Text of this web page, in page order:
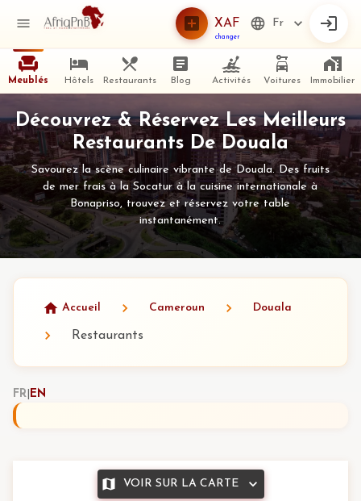
XAF
changer
Fr
Meublés Hôtels Restaurants Blog Activités Voitures Immobilier
Découvrez & Réservez Les Meilleurs
Restaurants De Douala
Savourez la scène culinaire vibrante de Douala. Des fruits
de mer frais à la Socatur à la cuisine internationale à
Bonapriso, trouvez et réservez votre table
instantanément.
Accueil Cameroun Douala
Restaurants
FR EN
VOIR SUR LA CARTE